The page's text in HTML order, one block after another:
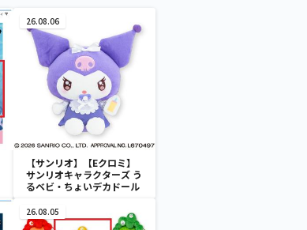
26.08.06
【サンリオ】【Eクロミ】
サンリオキャラクターズ う
るベビ・ちょいデカドール
26.08.05